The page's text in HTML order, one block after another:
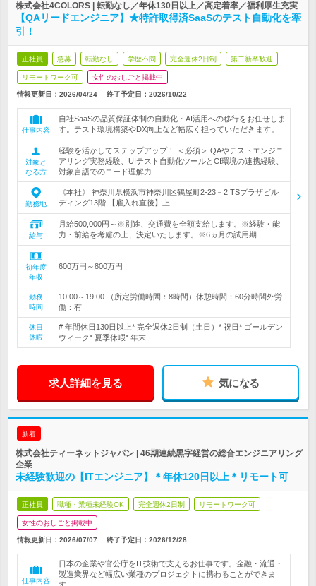
株式会社4COLORS | 転勤なし／年休130日以上／高定着率／福利厚生充実
【QAリードエンジニア】★特許取得済SaaSのテスト自動化を牽
引！
正社員 急募 転勤なし 学歴不問 完全週休2日制 第二新卒歓迎
リモートワーク可 女性のおしごと掲載中
情報更新日：2026/04/24 終了予定日： 2026/10/22
仕事内容
自社SaaSの品質保証体制の自動化・AI活用への移行をお任せしま
す。テスト環境構築やDX向上など幅広く担っていただきます。
対象と
なる方
経験を活かしてステップアップ！ ＜必須＞ QAやテストエンジニ
アリング実務経験、UIテスト自動化ツールとCI環境の連携経験、
対象言語でのコード理解力
勤務地
《本社》 神奈川県横浜市神奈川区鶴屋町2-23－2 TSプラザビル
ディング13階 【雇入れ直後】上…
給与
月給500,000円～※別途、交通費を全額支給します。※経験・能
力・前給を考慮の上、決定いたします。※6ヵ月の試用期…
初年度
年収
600万円～800万円
勤務
時間
10:00～19:00 （所定労働時間：8時間）休憩時間：60分時間外労
働：有
休日
休暇
# 年間休日130日以上* 完全週休2日制（土日）* 祝日* ゴールデン
ウィーク* 夏季休暇* 年末…
求人詳細を見る 気になる
新着
株式会社ティーネットジャパン | 46期連続黒字経営の総合エンジニアリング
企業
未経験歓迎の【ITエンジニア】＊年休120日以上＊リモート可
正社員 職種・業種未経験OK 完全週休2日制 リモートワーク可
女性のおしごと掲載中
情報更新日：2026/07/07 終了予定日： 2026/12/28
仕事内容
日本の企業や官公庁をIT技術で支えるお仕事です。金融・流通・
製造業界など幅広い業種のプロジェクトに携わることができま